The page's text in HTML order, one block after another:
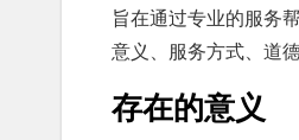
旨在通过专业的服务
意义、服务方式、道
存在的意义